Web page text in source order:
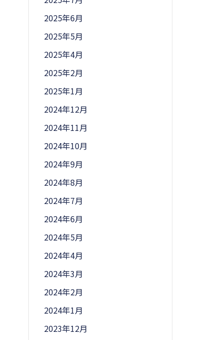
2025年6月
2025年5月
2025年4月
2025年2月
2025年1月
2024年12月
2024年11月
2024年10月
2024年9月
2024年8月
2024年7月
2024年6月
2024年5月
2024年4月
2024年3月
2024年2月
2024年1月
2023年12月